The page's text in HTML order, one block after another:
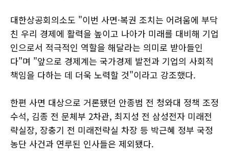
대한상공회의소도 "이번 사면·복권 조치는 어려움에 부닥
친 우리 경제에 활력을 높이고 나아가 미래를 대비해 기업
인으로서 적극적인 역할을 해달라는 의미로 받아들인
다"며 "앞으로 경제계는 국가경제 발전과 기업의 사회적
책임을 다하는 데 더욱 노력할 것"이라고 강조했다.
한편 사면 대상으로 거론됐던 안종범 전 청와대 정책 조정
수석, 김종 전 문체부 2차관, 최지성 전 삼성전자 미래전
략실장, 장충기 전 미래전략실 차장 등 박근혜 정부 국정
농단 사건과 연루된 인사들은 제외됐다.